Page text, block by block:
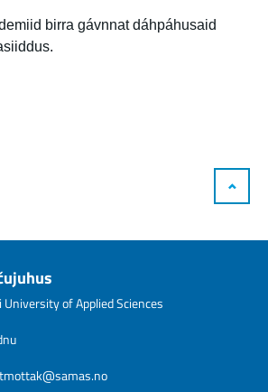
birra gávnnat dáhpáhusaid
of Applied Sciences